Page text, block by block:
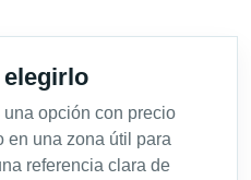
elegirlo
opción con precio
en una zona útil para
referencia clara de